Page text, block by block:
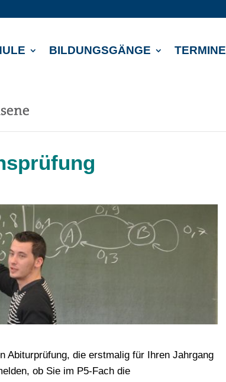
BILDUNGSGÄNGE TERMINE
Abiturprüfung, die erstmalig für Ihren Jahrgang
ob Sie im P5-Fach die